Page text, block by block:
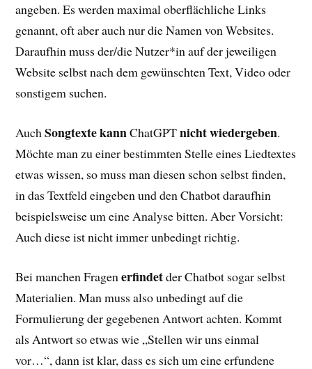
angeben. Es werden maximal oberflächliche Links
genannt, oft aber auch nur die Namen von Websites.
Daraufhin muss der/die Nutzer*in auf der jeweiligen
Website selbst nach dem gewünschten Text, Video oder
sonstigem suchen.
AuchSongtextekannChatGPTnichtwiedergeben.
Möchte man zu einer bestimmten Stelle eines Liedtextes
etwas wissen, so muss man diesen schon selbst finden,
in das Textfeld eingeben und den Chatbot daraufhin
beispielsweise um eine Analyse bitten. Aber Vorsicht:
Auch diese ist nicht immer unbedingt richtig.
Bei manchen Fragenerfindetder Chatbot sogar selbst
Materialien. Man muss also unbedingt auf die
Formulierung der gegebenen Antwort achten. Kommt
als Antwort so etwas wie „Stellen wir uns einmal
vor…“, dann ist klar, dass es sich um eine erfundene